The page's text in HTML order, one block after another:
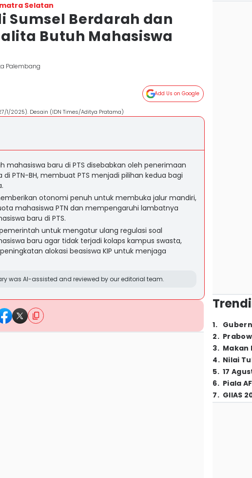
Selatan
Sumsel Berdarah dan
Butuh Mahasiswa
Palembang
Add Us on Google
1/2025). Desain (IDN Times/Aditya Pratama)
mahasiswa baru di PTS disebabkan oleh penerimaan
PTN-BH, membuat PTS menjadi pilihan kedua bagi
otonomi penuh untuk membuka jalur mandiri,
mahasiswa PTN dan mempengaruhi lambatnya
baru di PTS.
untuk mengatur ulang regulasi soal
baru agar tidak terjadi kolaps kampus swasta,
alokasi beasiswa KIP untuk menjaga
was AI-assisted and reviewed by our editorial team.
1.
2.
3. Makan
4. Nilai
5. 17
6. Piala
7. GIIAS